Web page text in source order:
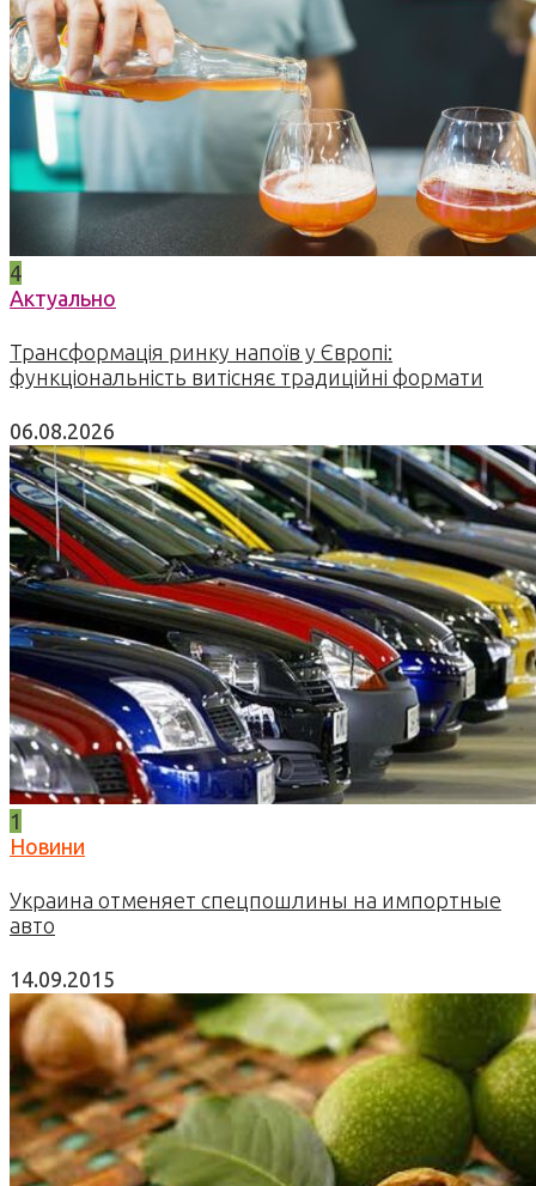
4
Актуально
Трансформація ринку напоїв у Європі:
функціональність витісняє традиційні формати
06.08.2026
1
Новини
Украина отменяет спецпошлины на импортные
авто
14.09.2015